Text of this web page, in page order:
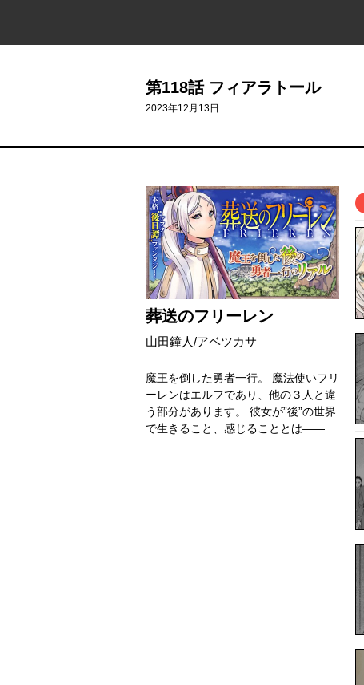
第118話 フィアラトール
2023年12月13日
葬送のフリーレン
山田鐘人/アベツカサ
魔王を倒した勇者一行。 魔法使いフリ
ーレンはエルフであり、他の３人と違
う部分があります。 彼女が”後”の世界
で生きること、感じることとは――